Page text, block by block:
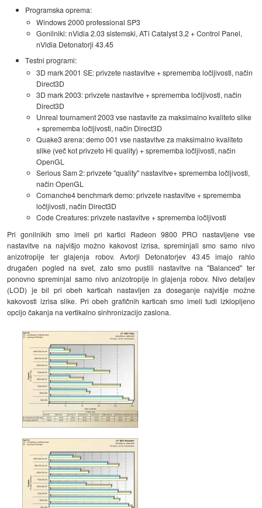
Programska oprema:
Windows 2000 professional SP3
Gonilniki: nVidia 2.03 sistemski, ATi Catalyst 3.2 + Control Panel,
nVidia Detonatorji 43.45
Testni programi:
3D mark 2001 SE: privzete nastavitve + sprememba ločljivosti, način
Direct3D
3D mark 2003: privzete nastavitve + sprememba ločljivosti, način
Direct3D
Unreal tournament 2003 vse nastavite za maksimalno kvaliteto slike
+ sprememba ločljivosti, način Direct3D
Quake3 arena: demo 001 vse nastavitve za maksimalno kvaliteto
slike (več kot privzeto Hi quality) + sprememba ločljivosti, način
OpenGL
Serious Sam 2: privzete "quality" nastavitve+ sprememba ločljivosti,
način OpenGL
Comanche4 benchmark demo: privzete nastavitve + sprememba
ločljivosti, način Direct3D
Code Creatures: privzete nastavitve + sprememba ločljivosti
Pri gonilnikih smo imeli pri kartici Radeon 9800 PRO nastavljene vse
nastavitve na najvišjo možno kakovost izrisa, spreminjali smo samo nivo
anizotropije ter glajenja robov. Avtorji Detonatorjev 43.45 imajo rahlo
drugačen pogled na svet, zato smo pustili nastavitve na "Balanced" ter
ponovno spreminjal samo nivo anizotropije in glajenja robov. Nivo detaljev
(LOD) je bil pri obeh karticah nastavljen za doseganje najvišje možne
kakovosti izrisa slike. Pri obeh grafičnih karticah smo imeli tudi izklopljeno
opcijo čakanja na vertikalno sinhronizacijo zaslona.